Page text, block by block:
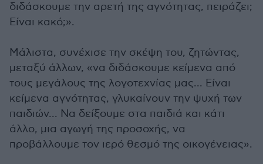
διδάσκουμε την αρετή της αγνότητας, πειράζει;
Είναι κακό;».
Μάλιστα, συνέχισε την σκέψη του, ζητώντας,
μεταξύ άλλων, «να διδάσκουμε κείμενα από
τους μεγάλους της λογοτεχνίας μας... Είναι
κείμενα αγνότητας, γλυκαίνουν την ψυχή των
παιδιών... Να δείξουμε στα παιδιά και κάτι
άλλο, μια αγωγή της προσοχής, να
προβάλλουμε τον ιερό θεσμό της οικογένειας».